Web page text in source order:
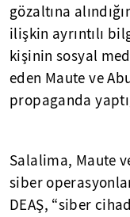
gözaltına
ilişkin ayrıntılı
kişinin sosyal
eden Maute ve
propaganda
Salalima, Maute
siber
DEAŞ, “siber